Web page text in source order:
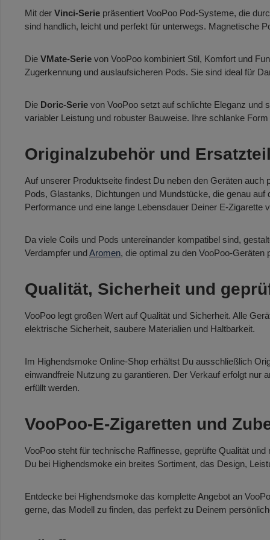
Mit der Vinci-Serie präsentiert VooPoo Pod-Systeme, die
sind handlich, leicht und perfekt für unterwegs. Magnetische
Die VMate-Serie von VooPoo kombiniert Stil, Komfort und
Zugerkennung und auslaufsicheren Pods. Sie sind ideal für
Die Doric-Serie von VooPoo setzt auf schlichte Eleganz und
variabler Leistung und robuster Bauweise. Ihre schlanke
Originalzubehör und
Auf unserer Produktseite findest Du neben den Geräten
Pods, Glastanks, Dichtungen und Mundstücke, die genau
Performance und eine lange Lebensdauer Deiner E-Zigarette
Da viele Coils und Pods untereinander kompatibel sind,
Verdampfer undAromen, die optimal zu den VooPoo-Geräten
Qualität, Sicherheit und
VooPoo legt großen Wert auf Qualität und Sicherheit. Alle
elektrische Sicherheit, saubere Materialien und Haltbarkeit.
Im Highendsmoke Online-Shop erhältst Du ausschließlich
einwandfreie Nutzung zu garantieren. Der Verkauf erfolgt nur
erfüllt werden.
VooPoo-E-Zigaretten und
VooPoo steht für technische Raffinesse, geprüfte Qualität
Du bei Highendsmoke ein breites Sortiment, das Design,
Entdecke bei Highendsmoke das komplette Angebot an
gerne, das Modell zu finden, das perfekt zu Deinem